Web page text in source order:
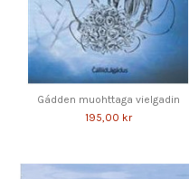
Gádden muohttaga vielgadin
195,00 kr